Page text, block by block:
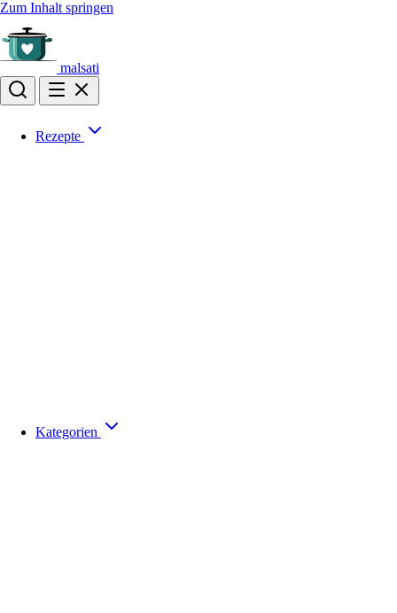
Zum Inhalt springen
malsati
Rezepte
Kategorien